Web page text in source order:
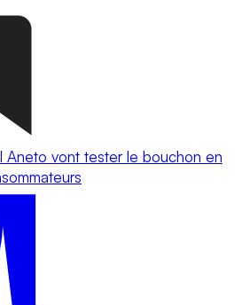
Aneto vont tester le bouchon en